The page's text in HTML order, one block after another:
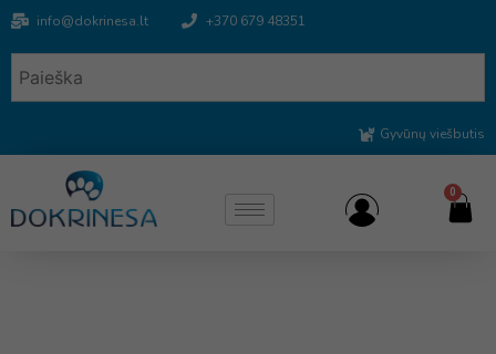
info@dokrinesa.lt +370 679 48351
Gyvūnų viešbutis
0